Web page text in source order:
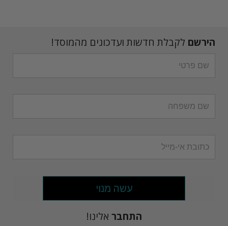
הירשם לקבלת חדשות ועדכונים מהמוסד!
עשה מנוי
התחבר אלינו!